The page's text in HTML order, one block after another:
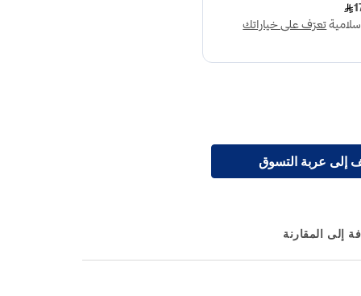
إلى عربة التسوق
إلى المقارنة